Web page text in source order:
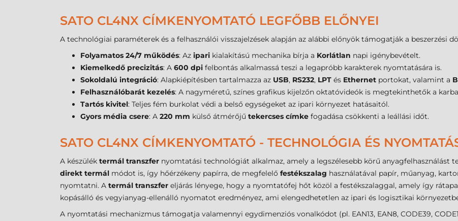
SATO CL4NX CÍMKENYOMTATÓ LEGFŐBB ELŐNYEI
A technológiai paraméterek és a felhasználói visszajelzések alapján az alábbi előnyök támogatják a beszerzési
Folyamatos 24/7 működés: Az ipari kialakítású mechanika bírja a Korlátlan napi igénybevételt.
Kiemelkedő precizitás: A 600 dpi felbontás alkalmassá teszi a legapróbb karakterek nyomtatására is.
Sokoldalú integráció: Alapkiépítésben tartalmazza az USB, RS232, LPT és Ethernet portokat, valamint a
Felhasználóbarát kezelés: A nagyméretű, színes grafikus kijelzőn oktatóvideók is megtekinthetők a
Tartós kivitel: Teljes fém burkolat védi a belső egységeket az ipari környezet hatásaitól.
Gyors média csere: A 220 mm külső átmérőjű tekercses címke fogadása csökkenti a leállási időt.
SATO CL4NX CÍMKENYOMTATÓ - TECHNOLÓGIA ÉS
A készülék termál transzfer nyomtatási technológiát alkalmaz, amely a legszélesebb körű anyagfelhasználást
direkt termál módot is, így hőérzékeny papírra, de megfelelő festékszalag használatával papír, műanyag,
nyomtatni. A termál transzfer eljárás lényege, hogy a nyomtatófej hőt közöl a festékszalaggal, amely így
kopásálló és vegyianyag-ellenálló nyomatot eredményez, ami elengedhetetlen az ipari és logisztikai
A nyomtatási mechanizmus támogatja valamennyi egydimenziós vonalkódot (pl. EAN13, EAN8, CODE39,